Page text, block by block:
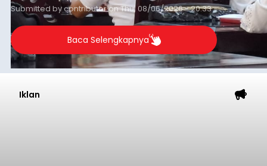
Submitted bycontributoronThu, 08/06/2026 - 20:33
Baca Selengkapnya
Iklan